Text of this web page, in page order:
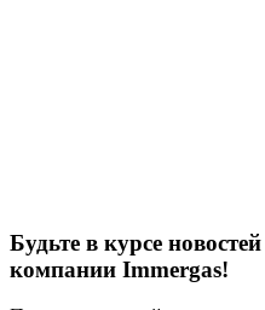
Будьте в курсе новостей
компании Immergas!